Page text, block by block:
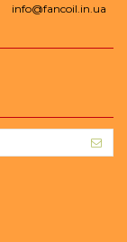
info@fancoil.in.ua